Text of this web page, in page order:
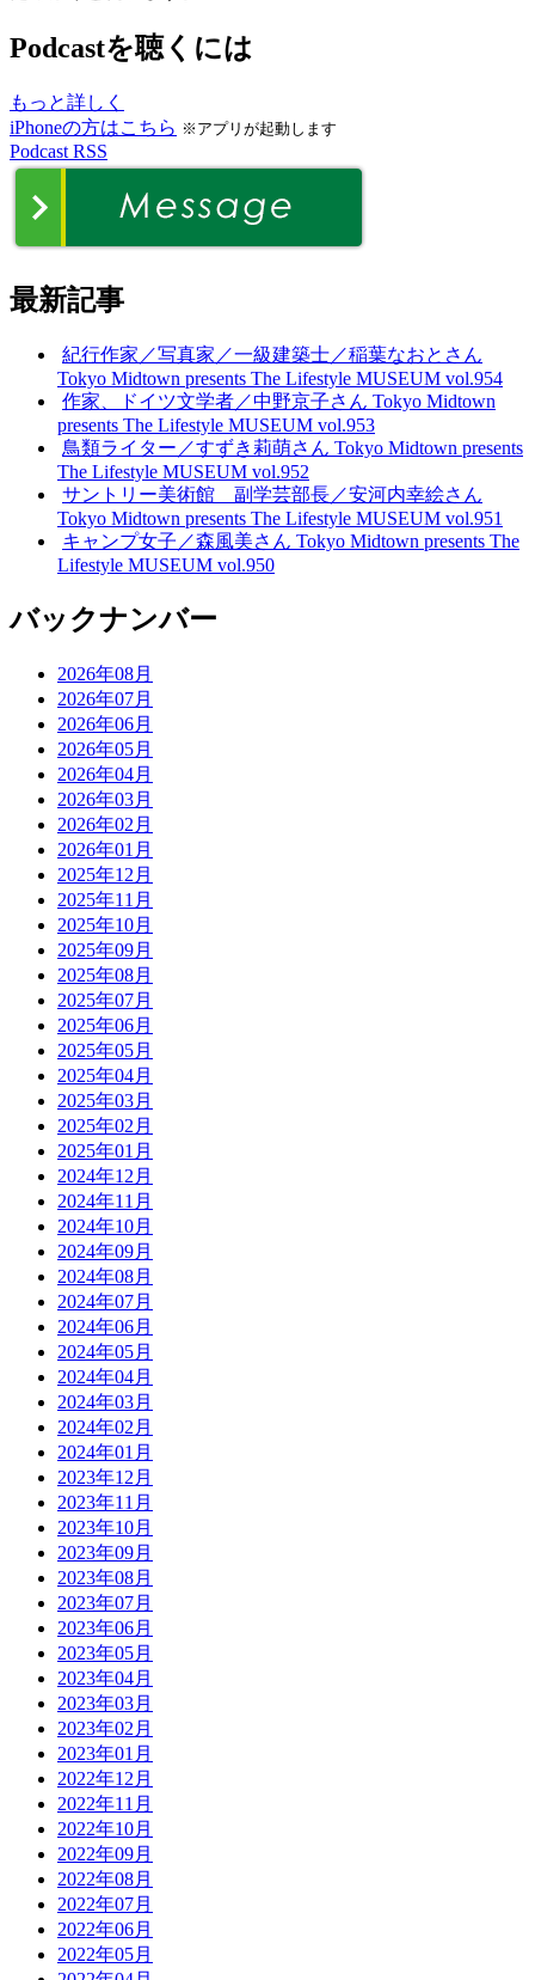
Podcastを聴くには
もっと詳しく
iPhoneの方はこちら ※アプリが起動します
Podcast RSS
最新記事
紀行作家／写真家／一級建築士／稲葉なおとさん
Tokyo Midtown presents The Lifestyle MUSEUM vol.954
作家、ドイツ文学者／中野京子さん Tokyo Midtown
presents The Lifestyle MUSEUM vol.953
鳥類ライター／すずき莉萌さん Tokyo Midtown presents
The Lifestyle MUSEUM vol.952
サントリー美術館 副学芸部長／安河内幸絵さん
Tokyo Midtown presents The Lifestyle MUSEUM vol.951
キャンプ女子／森風美さん Tokyo Midtown presents The
Lifestyle MUSEUM vol.950
バックナンバー
2026年08月
2026年07月
2026年06月
2026年05月
2026年04月
2026年03月
2026年02月
2026年01月
2025年12月
2025年11月
2025年10月
2025年09月
2025年08月
2025年07月
2025年06月
2025年05月
2025年04月
2025年03月
2025年02月
2025年01月
2024年12月
2024年11月
2024年10月
2024年09月
2024年08月
2024年07月
2024年06月
2024年05月
2024年04月
2024年03月
2024年02月
2024年01月
2023年12月
2023年11月
2023年10月
2023年09月
2023年08月
2023年07月
2023年06月
2023年05月
2023年04月
2023年03月
2023年02月
2023年01月
2022年12月
2022年11月
2022年10月
2022年09月
2022年08月
2022年07月
2022年06月
2022年05月